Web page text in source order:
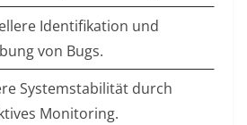
Identifikation und
von Bugs.
Systemstabilität durch
Monitoring.